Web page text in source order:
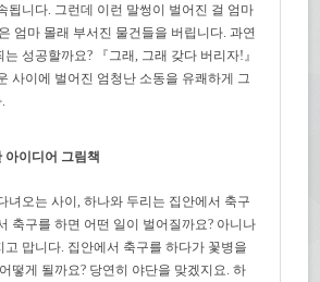
됩니다. 그런데 이런 말썽이 벌어진 걸 엄마
엄마 몰래 부서진 물건들을 버립니다. 과연
성공할까요? 『그래, 그래 갖다 버리자!』
사이에 벌어진 엄청난 소동을 유쾌하게 그
아이디어 그림책
녀오는 사이, 하나와 두리는 집안에서 축구
축구를 하면 어떤 일이 벌어질까요? 아니나
고 맙니다. 집안에서 축구를 하다가 꽃병을
떻게 될까요? 당연히 야단을 맞겠지요. 하